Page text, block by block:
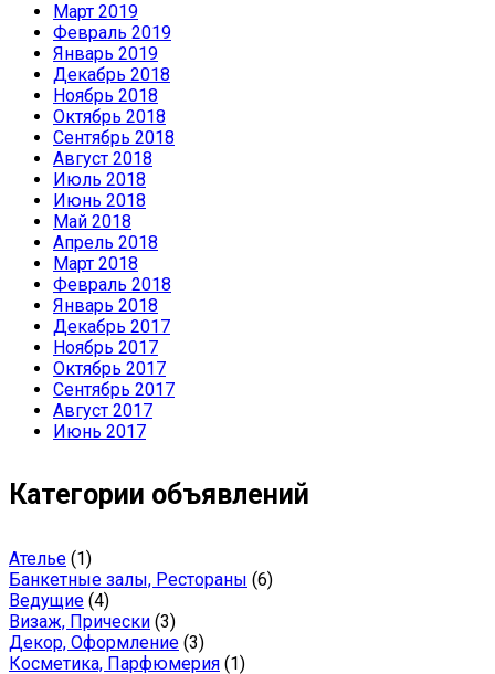
Март 2019
Февраль 2019
Январь 2019
Декабрь 2018
Ноябрь 2018
Октябрь 2018
Сентябрь 2018
Август 2018
Июль 2018
Июнь 2018
Май 2018
Апрель 2018
Март 2018
Февраль 2018
Январь 2018
Декабрь 2017
Ноябрь 2017
Октябрь 2017
Сентябрь 2017
Август 2017
Июнь 2017
Категории объявлений
Ателье (1)
Банкетные залы, Рестораны (6)
Ведущие (4)
Визаж, Прически (3)
Декор, Оформление (3)
Косметика, Парфюмерия (1)